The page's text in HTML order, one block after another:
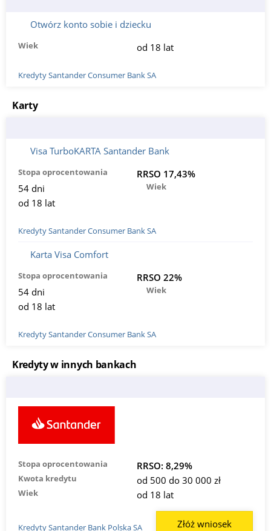
Otwórz konto sobie i dziecku
Wiek od 18 lat
Kredyty Santander Consumer Bank SA
Karty
Visa TurboKARTA Santander Bank
Stopa oprocentowania
RRSO 17,43%
54 dni
Wiek
od 18 lat
Kredyty Santander Consumer Bank SA
Karta Visa Comfort
Stopa oprocentowania
RRSO 22%
54 dni
Wiek
od 18 lat
Kredyty Santander Consumer Bank SA
Kredyty w innych bankach
Stopa oprocentowania RRSO: 8,29%
Kwota kredytu od 500 do 30 000 zł
Wiek od 18 lat
Kredyty Santander Bank Polska SA Złóż wniosek